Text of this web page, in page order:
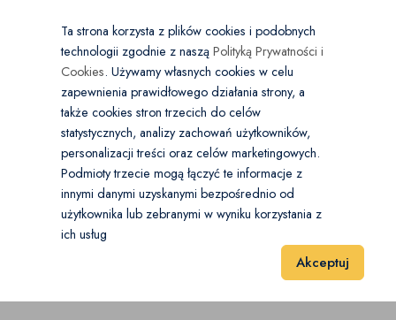
Wybierz kategorię
Ciężarowe
Autobus(0)
Autolaweta(0)
Chłodnia i izoterma
Dźwigi, żurawie, podnośniki mobilne(0)
×
Kraj PL
PLN
Motoryzacja Ciężarowe Chłodnia i izoterma
Chłodnia i izoterma (0)
20 60
Ta strona korzysta z plików cookies i podobnych
technologii zgodnie z nasząPolityką Prywatności i
Cookies. Używamy własnych cookies w celu
zapewnienia prawidłowego działania strony, a
także cookies stron trzecich do celów
statystycznych, analizy zachowań użytkowników,
personalizacji treści oraz celów marketingowych.
Podmioty trzecie mogą łączyć te informacje z
innymi danymi uzyskanymi bezpośrednio od
użytkownika lub zebranymi w wyniku korzystania z
ich usług
Akceptuj